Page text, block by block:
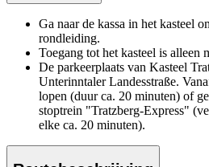
Ga naar de kassa in het kasteel
rondleiding.
Toegang tot het kasteel is alleen
De parkeerplaats van Kasteel
Unterinntaler Landesstraße.
lopen (duur ca. 20 minuten) of
stoptrein "Tratzberg-Express"
elke ca. 20 minuten).